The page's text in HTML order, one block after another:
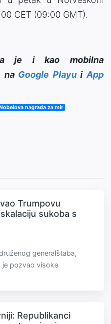
CET (09:00 GMT).
je i kao mobilna
na Google PlayuiApp
nagrada za mir
Trumpovu
sukoba s
generalštaba,
je pozvao visoke
Republikanci